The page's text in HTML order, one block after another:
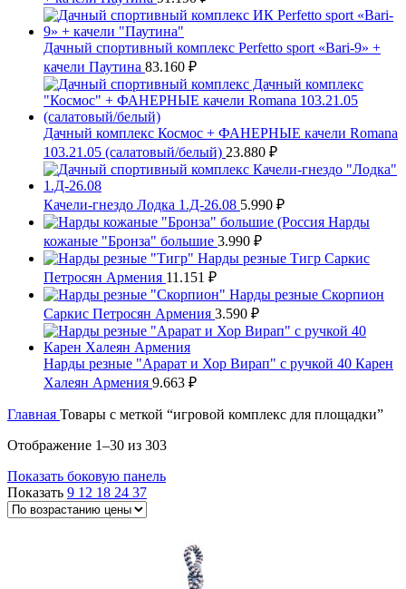
Дачный спортивный комплекс Perfetto sport «Bari-9» +
качели Паутина 83.160 ₽
Дачный комплекс Космос + ФАНЕРНЫЕ качели Romana
103.21.05 (салатовый/белый) 23.880 ₽
Качели-гнездо Лодка 1.Д-26.08 5.990 ₽
Нарды
кожаные "Бронза" большие 3.990 ₽
Нарды резные Тигр Саркис
Петросян Армения 11.151 ₽
Нарды резные Скорпион
Саркис Петросян Армения 3.590 ₽
Нарды резные "Арарат и Хор Вирап" с ручкой 40 Карен
Халеян Армения 9.663 ₽
Главная Товары с меткой “игровой комплекс для площадки”
Отображение 1–30 из 303Цены:
Показать боковую панель
Показать 9 12 18 24 37